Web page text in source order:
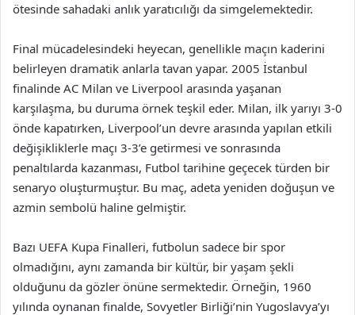
ötesinde sahadaki anlık yaratıcılığı da simgelemektedir.
Final mücadelesindeki heyecan, genellikle maçın kaderini
belirleyen dramatik anlarla tavan yapar. 2005 İstanbul
finalinde AC Milan ve Liverpool arasında yaşanan
karşılaşma, bu duruma örnek teşkil eder. Milan, ilk yarıyı 3-0
önde kapatırken, Liverpool’un devre arasında yapılan etkili
değişikliklerle maçı 3-3’e getirmesi ve sonrasında
penaltılarda kazanması, Futbol tarihine geçecek türden bir
senaryo oluşturmuştur. Bu maç, adeta yeniden doğuşun ve
azmin sembolü haline gelmiştir.
Bazı UEFA Kupa Finalleri, futbolun sadece bir spor
olmadığını, aynı zamanda bir kültür, bir yaşam şekli
olduğunu da gözler önüne sermektedir. Örneğin, 1960
yılında oynanan finalde, Sovyetler Birliği’nin Yugoslavya’yı